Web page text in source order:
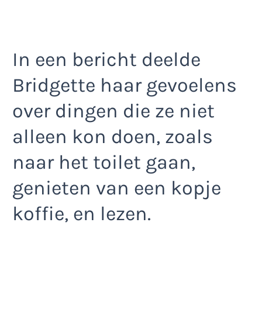
In een bericht deelde
Bridgette haar gevoelens
over dingen die ze niet
alleen kon doen, zoals
naar het toilet gaan,
genieten van een kopje
koffie, en lezen.